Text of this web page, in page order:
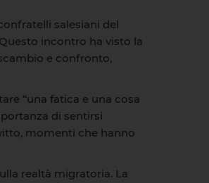
salesiani del
incontro ha visto la
e confronto,
“una fatica e una cosa
di sentirsi
momenti che hanno
realtà migratoria. La